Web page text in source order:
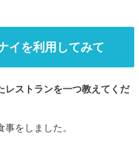
イを利用してみて
レストランを一つ教えてくだ
をしました。